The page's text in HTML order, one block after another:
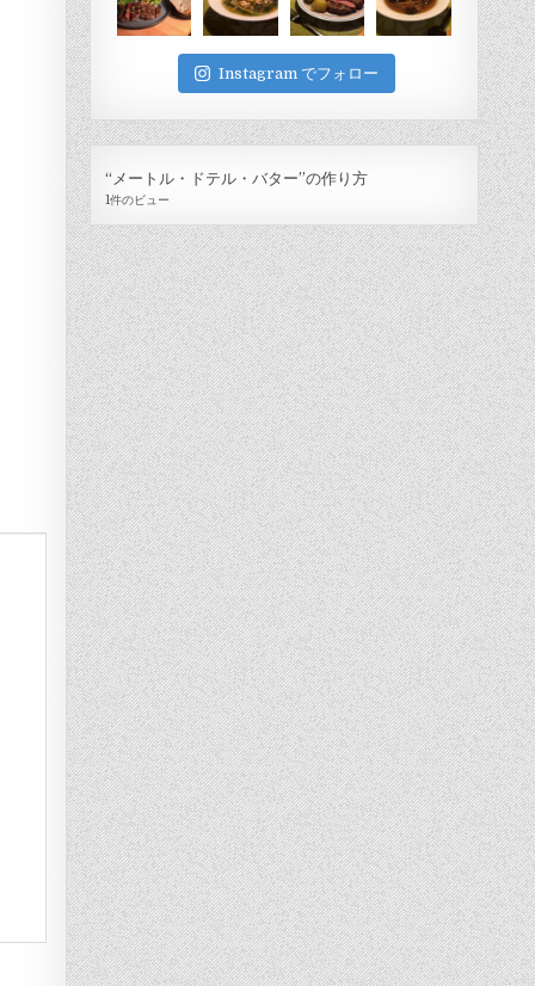
Instagram でフォロー
“メートル・ドテル・バター”の作り方
1件のビュー